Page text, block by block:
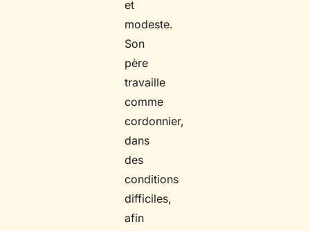
et
modeste.
Son
père
travaille
comme
cordonnier,
dans
des
conditions
difficiles,
afin